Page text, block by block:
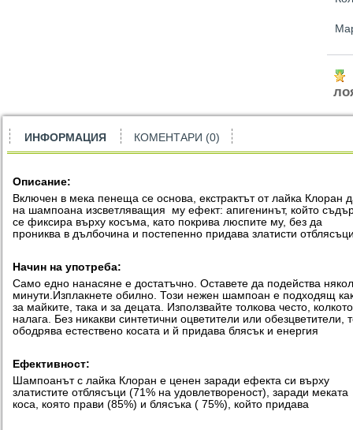
ИНФОРМАЦИЯ КОМЕНТАРИ (0)
Описание:
Включен в мека пенеща се основа, екстрактът от лайка Клоран
на шампоана изсветляващия му ефект: апигенинът, който
се фиксира върху косъма, като покрива люспите му, без да
прониква в дълбочина и постепенно придава златисти
Начин на употреба:
Само едно нанасяне е достатъчно. Оставете да подейства
минути.Изплакнете обилно. Този нежен шампоан е подходящ
за майките, така и за децата. Използвайте толкова често,
налага. Без никакви синтетични оцветители или обезцветители,
ободрява естествено косата и й придава блясък и енергия
Ефективност:
Шампоанът с лайка Клоран е ценен заради ефекта си върху
златистите отблясъци (71% на удовлетвореност), заради меката
коса, която прави (85%) и блясъка ( 75%), който придава